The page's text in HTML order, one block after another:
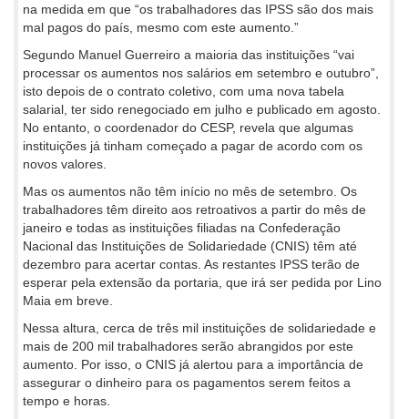
na medida em que “os trabalhadores das IPSS são dos mais
mal pagos do país, mesmo com este aumento.”
Segundo Manuel Guerreiro a maioria das instituições “vai
processar os aumentos nos salários em setembro e outubro”,
isto depois de o contrato coletivo, com uma nova tabela
salarial, ter sido renegociado em julho e publicado em agosto.
No entanto, o coordenador do CESP, revela que algumas
instituições já tinham começado a pagar de acordo com os
novos valores.
Mas os aumentos não têm início no mês de setembro. Os
trabalhadores têm direito aos retroativos a partir do mês de
janeiro e todas as instituições filiadas na Confederação
Nacional das Instituições de Solidariedade (CNIS) têm até
dezembro para acertar contas. As restantes IPSS terão de
esperar pela extensão da portaria, que irá ser pedida por Lino
Maia em breve.
Nessa altura, cerca de três mil instituições de solidariedade e
mais de 200 mil trabalhadores serão abrangidos por este
aumento. Por isso, o CNIS já alertou para a importância de
assegurar o dinheiro para os pagamentos serem feitos a
tempo e horas.